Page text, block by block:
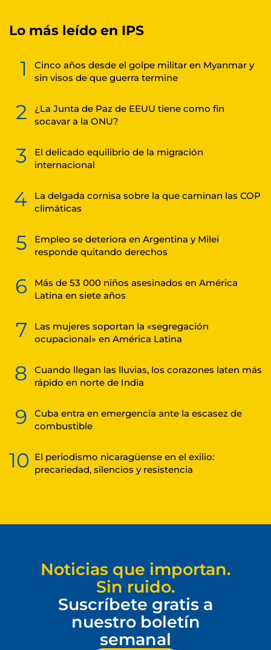
Lo más leído en IPS
1
Cinco años desde el golpe militar en Myanmar y
sin visos de que guerra termine
2
¿La Junta de Paz de EEUU tiene como fin
socavar a la ONU?
3
El delicado equilibrio de la migración
internacional
4
La delgada cornisa sobre la que caminan las COP
climáticas
5
Empleo se deteriora en Argentina y Milei
responde quitando derechos
6
Más de 53 000 niños asesinados en América
Latina en siete años
7
Las mujeres soportan la «segregación
ocupacional» en América Latina
8
Cuando llegan las lluvias, los corazones laten más
rápido en norte de India
9
Cuba entra en emergencia ante la escasez de
combustible
10 El periodismo nicaragüense en el exilio:
precariedad, silencios y resistencia
Noticias que importan.
Sin ruido.
Suscríbete gratis a
nuestro boletín
semanal